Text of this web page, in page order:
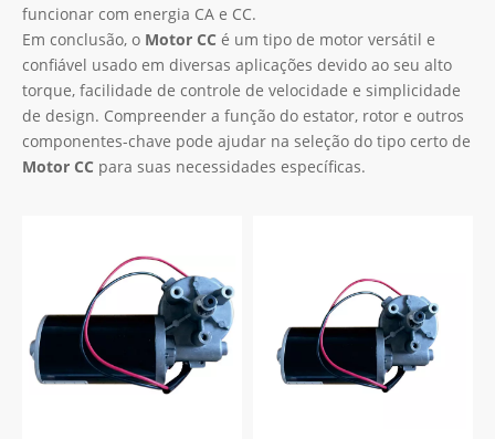
funcionar com energia CA e CC.
Em conclusão, o Motor CC é um tipo de motor versátil e
confiável usado em diversas aplicações devido ao seu alto
torque, facilidade de controle de velocidade e simplicidade
de design. Compreender a função do estator, rotor e outros
componentes-chave pode ajudar na seleção do tipo certo de
Motor CC para suas necessidades específicas.